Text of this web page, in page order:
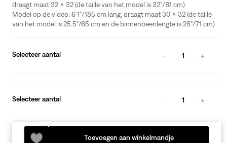
draagt maat 32 x 32 (de taille van het model is 32"/81 cm)
Model op de video: 6'1"/185 cm lang, draagt maat 30 x 32 (de taille
van het model is 25.5"/65 cm en de binnenbeenlengte is 28"/71 cm)
Selecteer aantal 1
Selecteer aantal 1
Toevoegen aan winkelmandje